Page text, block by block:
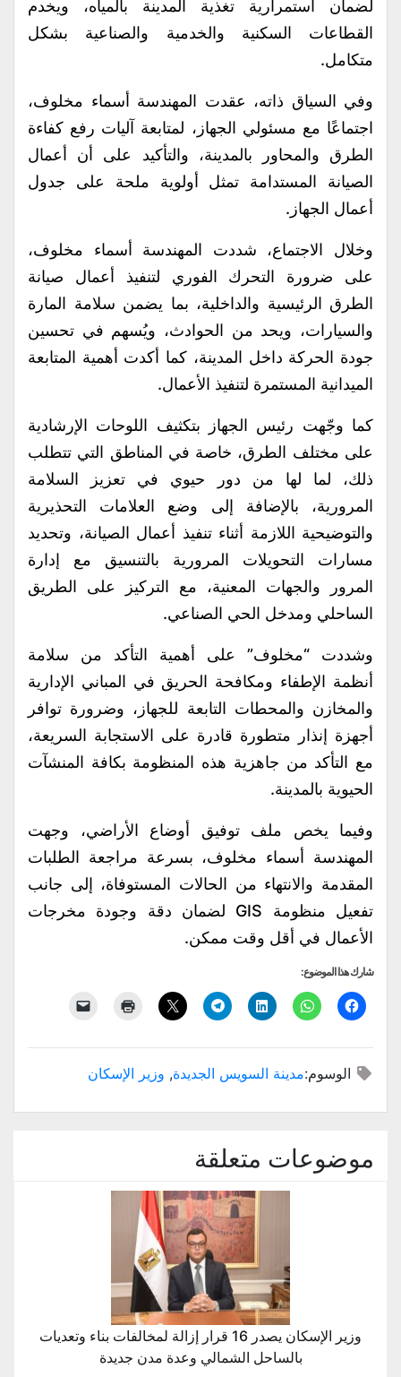
لضمان استمرارية تغذية المدينة بالمياه، ويخدم
القطاعات السكنية والخدمية والصناعية بشكل
متكامل.
وفي السياق ذاته، عقدت المهندسة أسماء مخلوف،
اجتماعًا مع مسئولي الجهاز، لمتابعة آليات رفع كفاءة
الطرق والمحاور بالمدينة، والتأكيد على أن أعمال
الصيانة المستدامة تمثل أولوية ملحة على جدول
أعمال الجهاز.
وخلال الاجتماع، شددت المهندسة أسماء مخلوف،
على ضرورة التحرك الفوري لتنفيذ أعمال صيانة
الطرق الرئيسية والداخلية، بما يضمن سلامة المارة
والسيارات، ويحد من الحوادث، ويُسهم في تحسين
جودة الحركة داخل المدينة، كما أكدت أهمية المتابعة
الميدانية المستمرة لتنفيذ الأعمال.
كما وجّهت رئيس الجهاز بتكثيف اللوحات الإرشادية
على مختلف الطرق، خاصة في المناطق التي تتطلب
ذلك، لما لها من دور حيوي في تعزيز السلامة
المرورية، بالإضافة إلى وضع العلامات التحذيرية
والتوضيحية اللازمة أثناء تنفيذ أعمال الصيانة، وتحديد
مسارات التحويلات المرورية بالتنسيق مع إدارة
المرور والجهات المعنية، مع التركيز على الطريق
الساحلي ومدخل الحي الصناعي.
وشددت “مخلوف” على أهمية التأكد من سلامة
أنظمة الإطفاء ومكافحة الحريق في المباني الإدارية
والمخازن والمحطات التابعة للجهاز، وضرورة توافر
أجهزة إنذار متطورة قادرة على الاستجابة السريعة،
مع التأكد من جاهزية هذه المنظومة بكافة المنشآت
الحيوية بالمدينة.
وفيما يخص ملف توفيق أوضاع الأراضي، وجهت
المهندسة أسماء مخلوف، بسرعة مراجعة الطلبات
المقدمة والانتهاء من الحالات المستوفاة، إلى جانب
تفعيل منظومة GIS لضمان دقة وجودة مخرجات
الأعمال في أقل وقت ممكن.
شارك هذا الموضوع:
الوسوم:مدينة السويس الجديدة, وزير الإسكان
موضوعات متعلقة
وزير الإسكان يصدر 16 قرار إزالة لمخالفات بناء وتعديات
بالساحل الشمالي وعدة مدن جديدة